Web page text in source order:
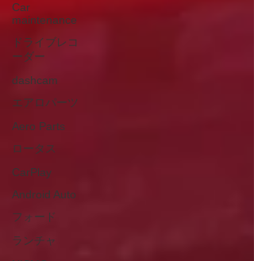
Car
maintenance
ドライブレコ
ーダー
dashcam
エアロパーツ
Aero Parts
ロータス
CarPlay
Android Auto
フォード
ランチャ